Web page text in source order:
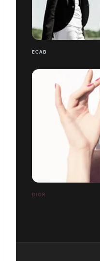
ECAB
DIOR